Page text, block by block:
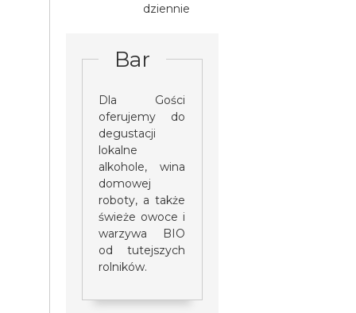
dziennie
Bar
Dla Gości
oferujemy do
degustacji
lokalne
alkohole, wina
domowej
roboty, a także
świeże owoce i
warzywa BIO
od tutejszych
rolników.